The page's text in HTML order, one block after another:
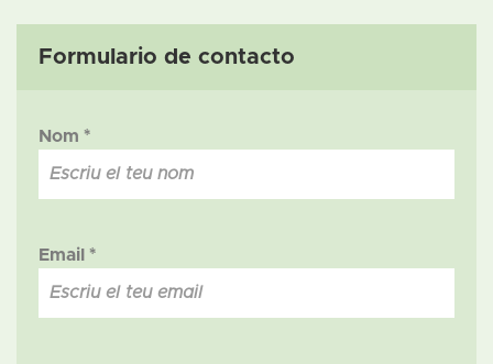
Formulario de contacto
Nom *
Email *